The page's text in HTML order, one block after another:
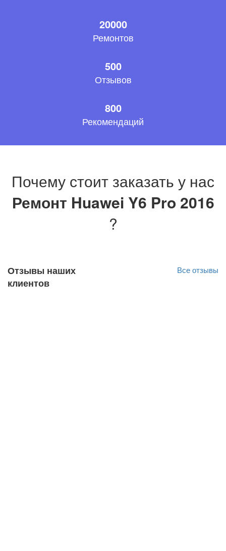
20000
Ремонтов
500
Отзывов
800
Рекомендаций
Почему стоит заказать у нас
Ремонт Huawei Y6 Pro 2016
?
Отзывы наших
клиентов
Все отзывы